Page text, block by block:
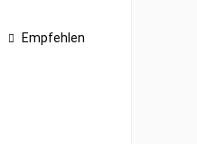
Empfehlen